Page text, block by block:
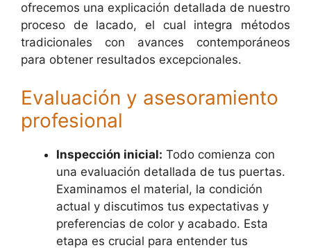
ofrecemos una explicación detallada de nuestro
proceso de lacado, el cual integra métodos
tradicionales con avances contemporáneos
para obtener resultados excepcionales.
Evaluación y asesoramiento
profesional
Inspección inicial: Todo comienza con
una evaluación detallada de tus puertas.
Examinamos el material, la condición
actual y discutimos tus expectativas y
preferencias de color y acabado. Esta
etapa es crucial para entender tus